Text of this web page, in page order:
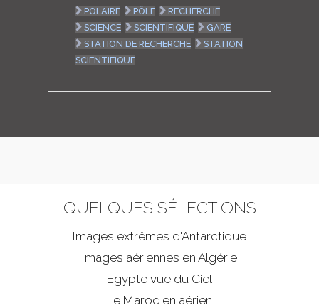
POLAIRE
PÔLE
RECHERCHE
SCIENCE
SCIENTIFIQUE
GARE
STATION DE RECHERCHE
STATION
SCIENTIFIQUE
QUELQUES SÉLECTIONS
Images extrêmes d'Antarctique
Images aériennes en Algérie
Egypte vue du Ciel
Le Maroc en aérien